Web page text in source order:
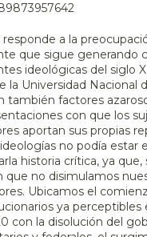
responde a la
que sigue generando
ideológicas del siglo
la Universidad Nacional
también factores
con que los
aportan sus propias
no podía
historia crítica, ya
que no disimulamos
Ubicamos el
ya perceptibles
con la disolución del